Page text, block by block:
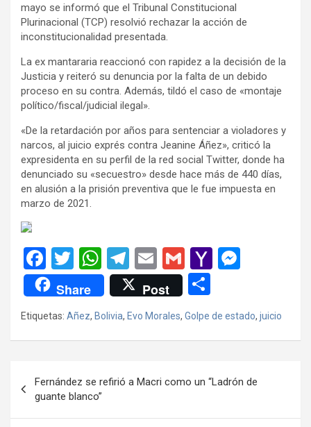
mayo se informó que el Tribunal Constitucional
Plurinacional (TCP) resolvió rechazar la acción de
inconstitucionalidad presentada.
La ex mantararia reaccionó con rapidez a la decisión de la
Justicia y reiteró su denuncia por la falta de un debido
proceso en su contra. Además, tildó el caso de «montaje
político/fiscal/judicial ilegal».
«De la retardación por años para sentenciar a violadores y
narcos, al juicio exprés contra Jeanine Áñez», criticó la
expresidenta en su perfil de la red social Twitter, donde ha
denunciado su «secuestro» desde hace más de 440 días,
en alusión a la prisión preventiva que le fue impuesta en
marzo de 2021.
F
a
ce
b
o
k
T
wi
tt
er
W
h
at
s
A
p
T
el
e
gr
a
E
m
ail
G
m
ail
Y
o
o
ail
n
g
Share Post
o
m
ar
Etiquetas: Añez, Bolivia, Evo Morales, Golpe de estado, juicio
de
entradas
Fernández se refirió a Macri como un “Ladrón de
guante blanco”